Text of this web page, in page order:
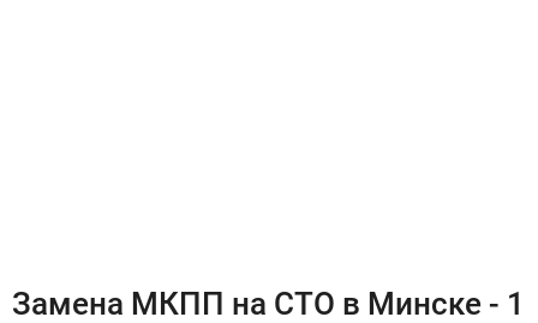
Замена МКПП на СТО в Минске - 1